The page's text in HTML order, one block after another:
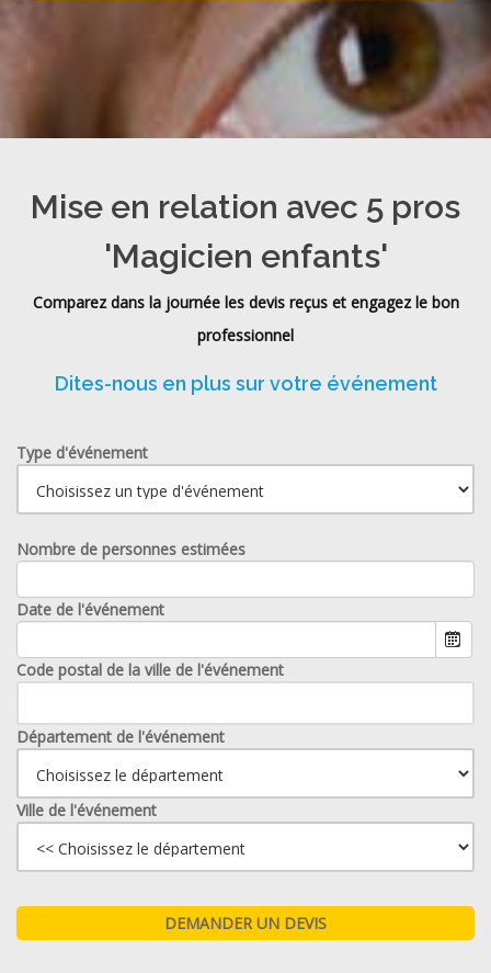
Mise en relation avec 5 pros
'Magicien enfants'
Comparez dans la journée les devis reçus et engagez le bon
professionnel
Dites-nous en plus sur votre événement
Type d'événement
Nombre de personnes estimées
Date de l'événement
Code postal de la ville de l'événement
Département de l'événement
Ville de l'événement